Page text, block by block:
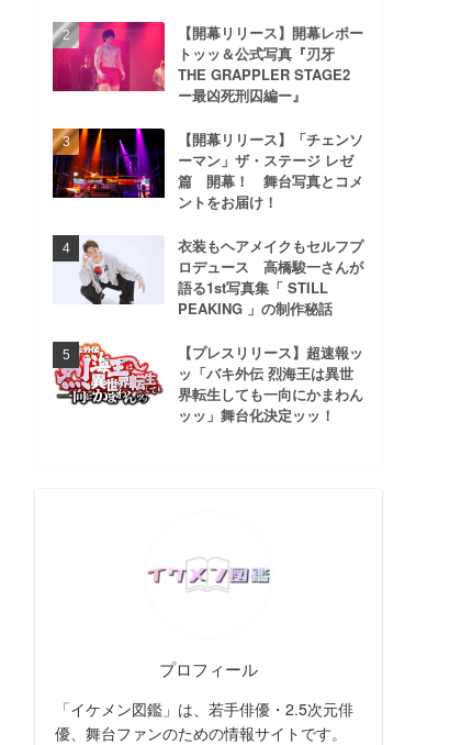
【開幕リリース】開幕レポー
トッッ＆公式写真『刃牙
THE GRAPPLER STAGE2
ー最凶死刑囚編ー』
【開幕リリース】「チェンソ
ーマン」ザ・ステージ レゼ
篇 開幕！ 舞台写真とコメ
ントをお届け！
衣装もヘアメイクもセルフプ
ロデュース 高橋駿一さんが
語る1st写真集「 STILL
PEAKING 」の制作秘話
【プレスリリース】超速報ッ
ッ「バキ外伝 烈海王は異世
界転生しても一向にかまわん
ッッ」舞台化決定ッッ！
プロフィール
「イケメン図鑑」は、若手俳優・2.5次元俳
優、舞台ファンのための情報サイトです。